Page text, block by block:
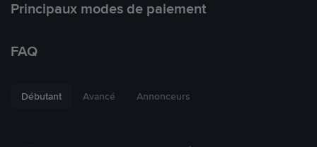
Principaux modes de paiement
FAQ
Débutant Avancé Annonceurs